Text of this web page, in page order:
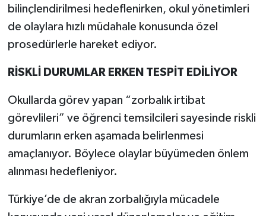
bilinçlendirilmesi hedeflenirken, okul yönetimleri
de olaylara hızlı müdahale konusunda özel
prosedürlerle hareket ediyor.
RİSKLİ DURUMLAR ERKEN TESPİT EDİLİYOR
Okullarda görev yapan “zorbalık irtibat
görevlileri” ve öğrenci temsilcileri sayesinde riskli
durumların erken aşamada belirlenmesi
amaçlanıyor. Böylece olaylar büyümeden önlem
alınması hedefleniyor.
Türkiye’de de akran zorbalığıyla mücadele